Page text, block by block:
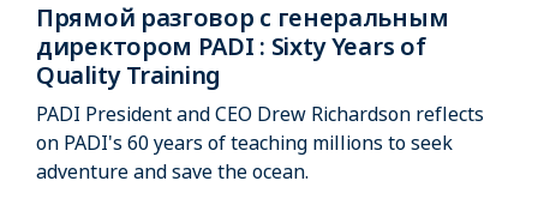
Прямой разговор с генеральным
директором PADI : Sixty Years of
Quality Training
PADI President and CEO Drew Richardson reflects
on PADI's 60 years of teaching millions to seek
adventure and save the ocean.